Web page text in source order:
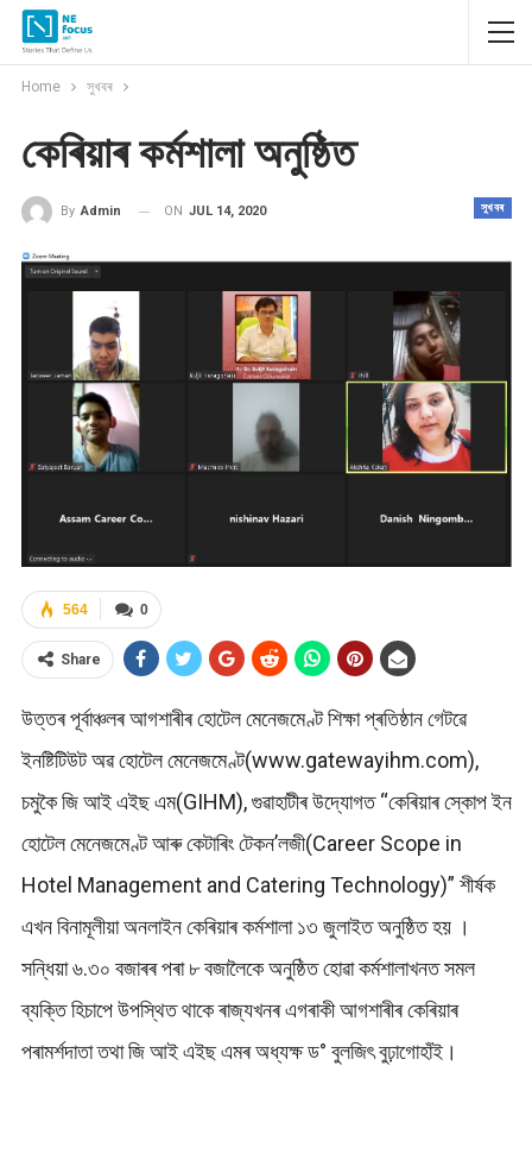
Home সুখবৰ
কেৰিয়াৰ কৰ্মশালা অনুষ্ঠিত
সুখবৰ
By Admin ON JUL 14, 2020
0
564
Share
উত্তৰ পূৰ্বাঞ্চলৰ আগশাৰীৰ হোটেল মেনেজমেণ্ট শিক্ষা প্ৰতিষ্ঠান গেটৱে
ইনষ্টিটিউট অৱ হোটেল মেনেজমেণ্ট(www.gatewayihm.com),
চমুকৈ জি আই এইছ এম(GIHM), গুৱাহাটীৰ উদ্যোগত “কেৰিয়াৰ স্কোপ ইন
হোটেল মেনেজমেণ্ট আৰু কেটাৰিং টেকন’লজী(Career Scope in
Hotel Management and Catering Technology)” শীৰ্ষক
এখন বিনামূলীয়া অনলাইন কেৰিয়াৰ কৰ্মশালা ১৩ জুলাইত অনুষ্ঠিত হয় ।
সন্ধিয়া ৬.৩০ বজাৰৰ পৰা ৮ বজালৈকে অনুষ্ঠিত হোৱা কৰ্মশালাখনত সমল
ব্যক্তি হিচাপে উপস্থিত থাকে ৰাজ্যখনৰ এগৰাকী আগশাৰীৰ কেৰিয়াৰ
পৰামৰ্শদাতা তথা জি আই এইছ এমৰ অধ্যক্ষ ড° বুলজিৎ বুঢ়াগোহাঁই।